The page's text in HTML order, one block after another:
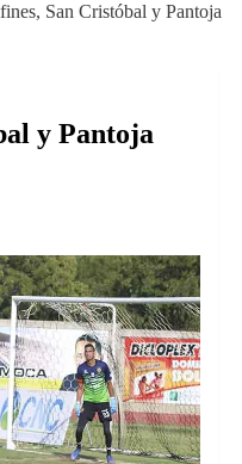
San Cristóbal y Pantoja
y Pantoja